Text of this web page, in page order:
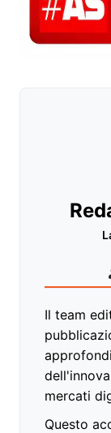
Il team
mercati
Questo